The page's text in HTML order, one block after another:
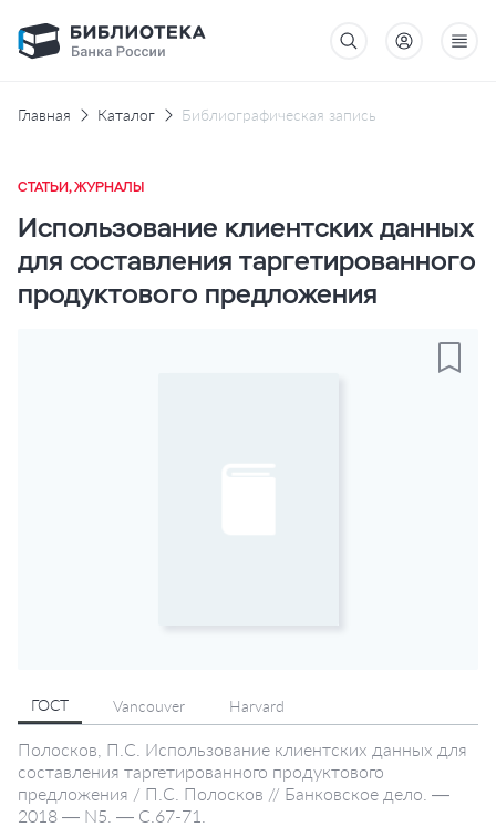
Главная Каталог Библиографическая запись
СТАТЬИ, ЖУРНАЛЫ
Использование клиентских данных
для составления таргетированного
продуктового предложения
ГОСТ Vancouver Harvard
Полосков, П.С. Использование клиентских данных для
составления таргетированного продуктового
предложения / П.С. Полосков // Банковское дело. —
2018 — N5. — С.67-71.